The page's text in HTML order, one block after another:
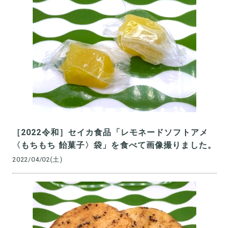
［2022令和］セイカ食品「レモネードソフトアメ
〈もちもち 飴菓子〉袋」を食べて画像撮りました。
2022/04/02(土)